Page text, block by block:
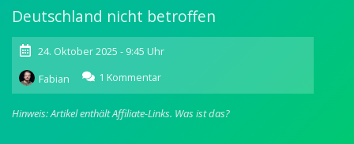
Deutschland nicht betroffen
24. Oktober 2025 - 9:45 Uhr
Fabian
1 Kommentar
Anker
startet
vierfachen
Hinweis: Artikel enthält Affiliate-Links. Was ist das?